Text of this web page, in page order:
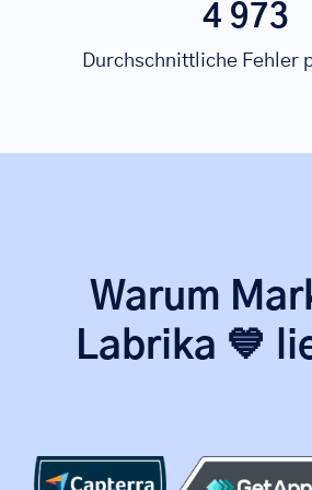
4 973
Durchschnittliche Fehler
Warum
Labrika 💙